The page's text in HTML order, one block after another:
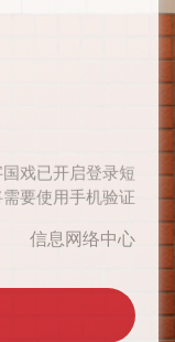
戏已开启登录短
要使用手机验证
戏已开启登录短
信息网络中心